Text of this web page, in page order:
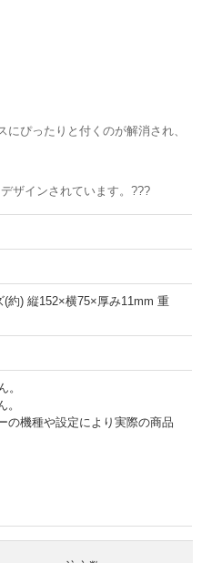
ぴったりと付くのが解消され、
ザインされています。???
約) 縦152×横75×厚み11mm 重
。
の機種や設定により実際の商品